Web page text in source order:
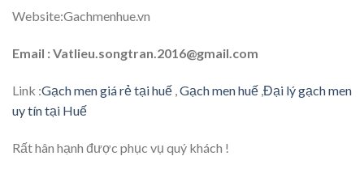
Website:Gachmenhue.vn
Email : Vatlieu.songtran.2016@gmail.com
Link :Gạch men giá rẻ tại huế ,Gạch men huế ,Đại lý gạch men
uy tín tại Huế
Rất hân hạnh được phục vụ quý khách !